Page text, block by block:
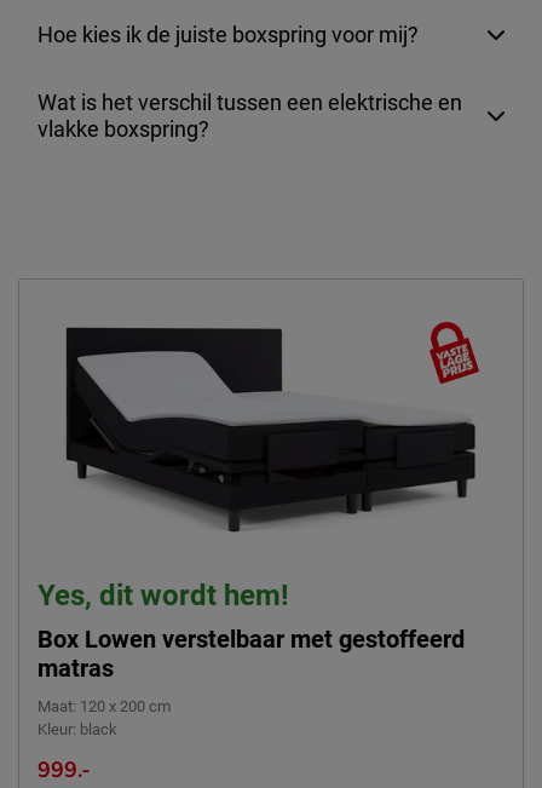
Hoe kies ik de juiste boxspring voor mij?
Wat is het verschil tussen een elektrische en
vlakke boxspring?
Yes, dit wordt hem!
Box Lowen verstelbaar met gestoffeerd
matras
Maat: 120 x 200 cm
Kleur: black
999.-